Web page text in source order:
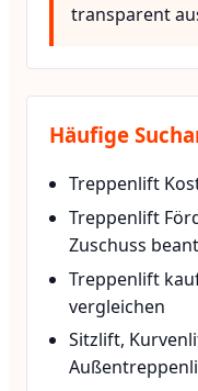
transparent
Häufige
Treppenlift
Treppenlift
Zuschuss
Treppenlift
vergleichen
Sitzlift,